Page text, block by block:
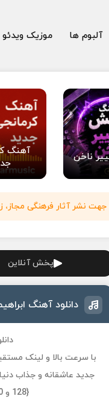
آلبوم ها موزیک ویدئو
ناخن
آهنگ
نشر آثار فرهنگی مجاز،
پخش آنلاین
دانلود آهنگ
با سرعت بالا و لینک
جدید عاشقانه و جذاب
{128 و 320} بصورت رایگان بهمراه تکست